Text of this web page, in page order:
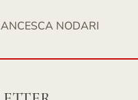
NODARI